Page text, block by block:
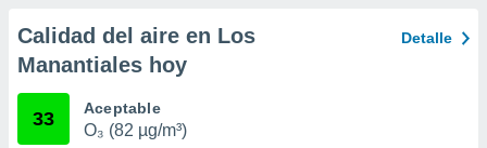
e
mediante
publicidad
Calidad del aire en Los
Manantiales hoy
Detalle
33 Aceptable
O₃ (82 µg/m³)